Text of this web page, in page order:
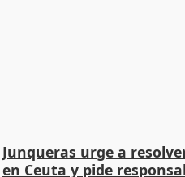
Junqueras urge a
en Ceuta y pide